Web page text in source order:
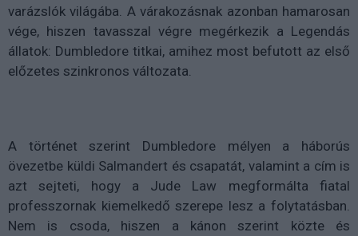
varázslók világába. A várakozásnak azonban hamarosan
vége, hiszen tavasszal végre megérkezik a Legendás
állatok: Dumbledore titkai, amihez most befutott az első
előzetes szinkronos változata.
A történet szerint Dumbledore mélyen a háborús
övezetbe küldi Salmandert és csapatát, valamint a cím is
azt sejteti, hogy a Jude Law megformálta fiatal
professzornak kiemelkedő szerepe lesz a folytatásban.
Nem is csoda, hiszen a kánon szerint közte és